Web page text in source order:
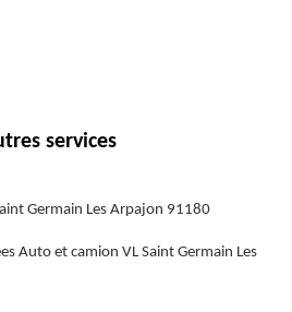
services
Germain Les Arpajon 91180
Auto et camion VL Saint Germain Les